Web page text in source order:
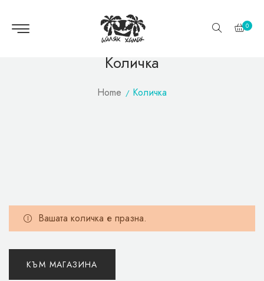
0
Количка
Home Количка
Вашата количка е празна.
КЪМ МАГАЗИНА